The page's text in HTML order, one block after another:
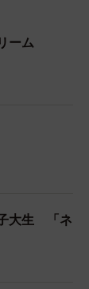
ーム
子大生 「ネ